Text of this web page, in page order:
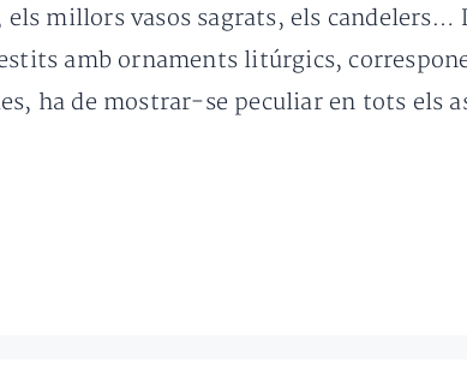
millors vasos sagrats, els candelers…
amb ornaments litúrgics,
ha de mostrar-se peculiar en tots els